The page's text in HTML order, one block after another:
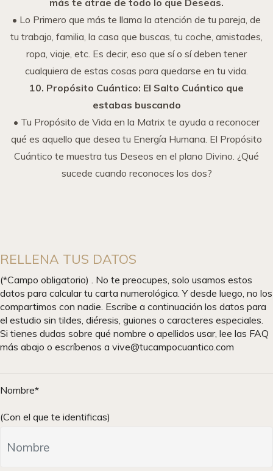
• Lo Primero que más te llama la atención de tu pareja, de
tu trabajo, familia, la casa que buscas, tu coche, amistades,
ropa, viaje, etc. Es decir, eso que sí o sí deben tener
cualquiera de estas cosas para quedarse en tu vida.
10. Propósito Cuántico: El Salto Cuántico que
estabas buscando
• Tu Propósito de Vida en la Matrix te ayuda a reconocer
qué es aquello que desea tu Energía Humana. El Propósito
Cuántico te muestra tus Deseos en el plano Divino. ¿Qué
sucede cuando reconoces los dos?
RELLENA TUS DATOS
(*Campo obligatorio) . No te preocupes, solo usamos estos
datos para calcular tu carta numerológica. Y desde luego, no los
compartimos con nadie. Escribe a continuación los datos para
el estudio sin tildes, diéresis, guiones o caracteres especiales.
Si tienes dudas sobre qué nombre o apellidos usar, lee las FAQ
más abajo o escríbenos a vive@tucampocuantico.com
Nombre*
(Con el que te identificas)